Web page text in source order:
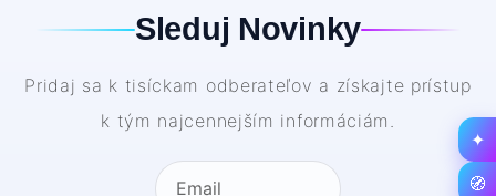
Sleduj Novinky
Pridaj sa k tisíckam odberateľov a získajte prístup
k tým najcennejším informáciám.
✦
🧭